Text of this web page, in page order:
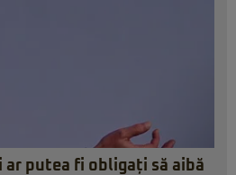
putea fi obligați să aibă